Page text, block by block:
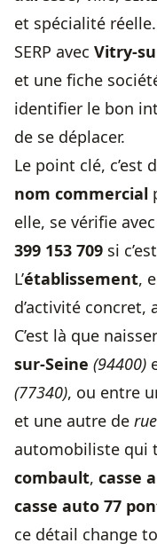
et spécialité réelle.
SERP avec Vitry-
et une fiche
identifier le bon
de se déplacer.
Le point clé, c’est
nom commercial
elle, se vérifie
399 153 709 si
L’établissement,
d’activité concret,
C’est là que
sur-Seine (94400)
(77340), ou entre
et une autre de
automobiliste qui
combault, casse
casse auto 77
ce détail change